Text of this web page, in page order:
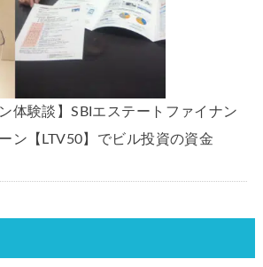
体験談】SBIエステートファイナン
ン【LTV50】でビル投資の資金